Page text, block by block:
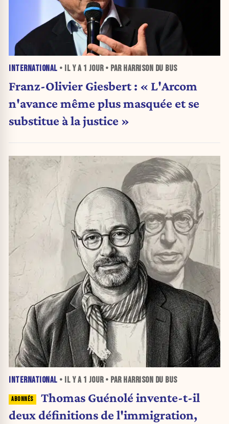
INTERNATIONAL • IL Y A 1 JOUR• PAR HARRISON DU BUS
Franz-Olivier Giesbert : « L'Arcom
n'avance même plus masquée et se
substitue à la justice »
INTERNATIONAL • IL Y A 1 JOUR• PAR HARRISON DU BUS
Thomas Guénolé invente-t-il
deux définitions de l'immigration,